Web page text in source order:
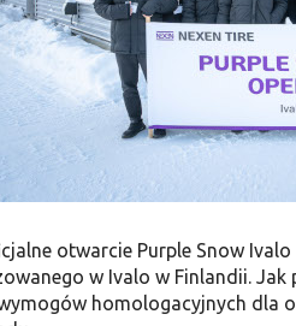
otwarcie Purple Snow
w Ivalo w Finlandii.
homologacyjnych